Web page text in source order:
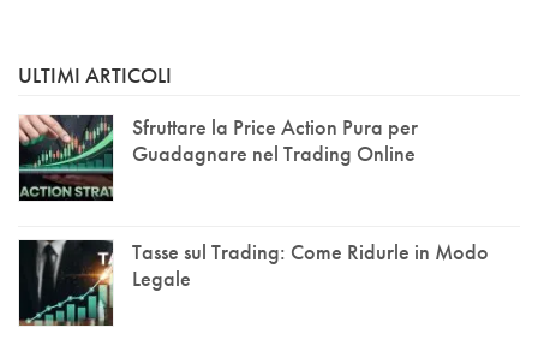
ULTIMI ARTICOLI
Sfruttare la Price Action Pura per
Guadagnare nel Trading Online
Tasse sul Trading: Come Ridurle in Modo
Legale